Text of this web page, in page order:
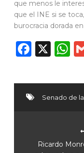
que menos le
que el INE si se
burocracia dorada
X
Senado de
Ricardo